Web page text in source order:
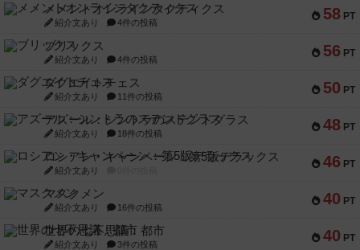
58 PT
メメントオンラインタクティクス
紹介文あり 4件の投稿
56 PT
ブリックス
紹介文あり 4件の投稿
50 PT
ダグエイトチェス
紹介文あり 11件の投稿
48 PT
アズール：シントラのステンドグラス
紹介文あり 18件の投稿
46 PT
ロシアン・キャンペーン：第5版デラックス
紹介文あり
40 PT
マスクメン
紹介文あり 16件の投稿
40 PT
世界の七不思議：都市
紹介文あり 3件の投稿